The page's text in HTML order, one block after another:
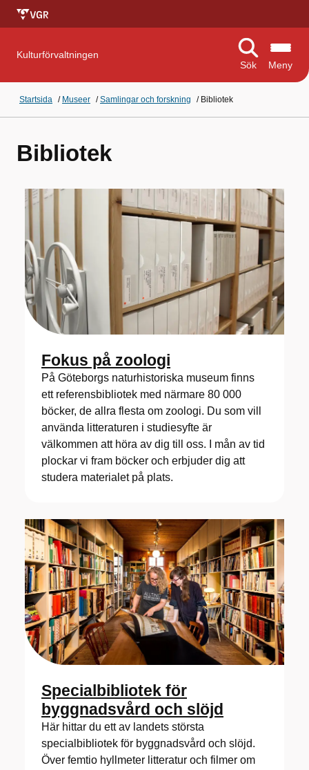
Kulturförvaltningen
Sök
Meny
Startsida / Museer /Samlingar och forskning / Bibliotek
Bibliotek
Fokus på zoologi
På Göteborgs naturhistoriska museum finns
ett referensbibliotek med närmare 80 000
böcker, de allra flesta om zoologi. Du som vill
använda litteraturen i studiesyfte är
välkommen att höra av dig till oss. I mån av tid
plockar vi fram böcker och erbjuder dig att
studera materialet på plats.
Specialbibliotek för
byggnadsvård och slöjd
Här hittar du ett av landets största
specialbibliotek för byggnadsvård och slöjd.
Över femtio hyllmeter litteratur och filmer om